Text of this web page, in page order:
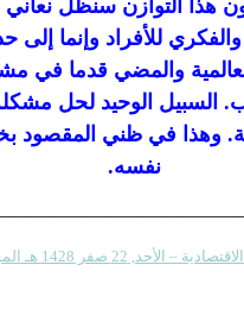
سنظل نعاني من
للأفراد وإنما
والمضي قدما في
الوحيد لحل
وهذا في ظني
نفسه.
11/03/2007 م – – العدد 4899